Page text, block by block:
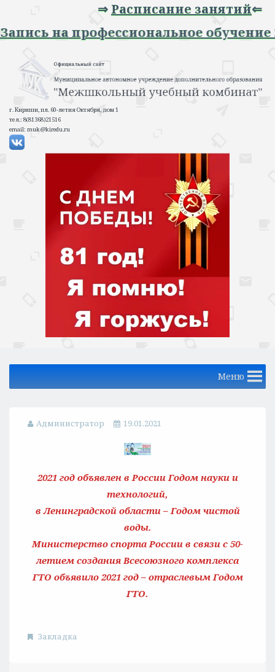
Расписание занятий⇐
Запись на профессиональное
г. Кириши, пл. 60-летия Октября, дом 1
тел.: 8(81368)21516
email: muk@kiredu.ru
Меню
Администратор 19.01.2021
2021 год объявлен в России Годом науки и
технологий,
в Ленинградской области – Годом чистой
воды.
Министерство спорта России в связи с 50-
летием создания Всесоюзного комплекса
ГТО объявило 2021 год – отраслевым Годом
ГТО.
Закладка